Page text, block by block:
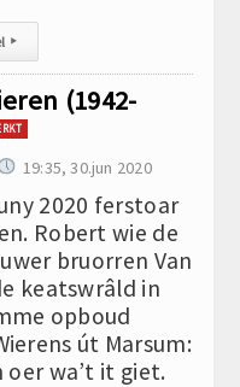
▸
(1942-
19:35, 30.jun 2020
2020 ferstoar
Robert wie de
bruorren Van
keatswrâld in
opboud
út Marsum:
oer wa’t it giet.